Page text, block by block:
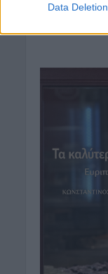
Data Deletion